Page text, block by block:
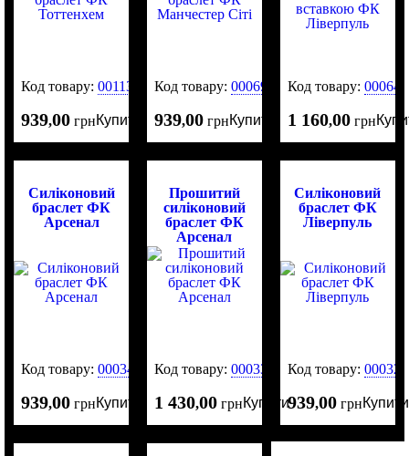
Код товару:0011377
939,00 грнКупити
Код товару:0006921
939,00 грнКупити
Код товару:
1 160,00 грн
Силіконовий
браслет ФК
Арсенал
Код товару:0003420
939,00 грнКупити
Прошитий
силіконовий
браслет ФК
Арсенал
Код товару:0003393
1 430,00 грнКупити
Силіконовий
браслет ФК
Ліверпуль
Код товару:
939,00 грнКупити